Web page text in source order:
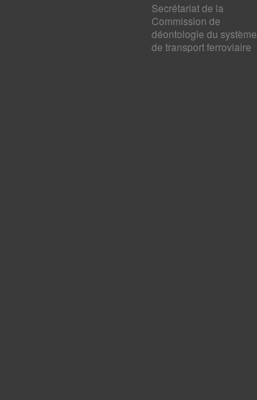
Secrétariat de la
Commission de
déontologie du système
de transport ferroviaire